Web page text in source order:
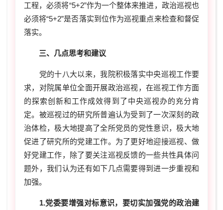
工程，必须将“5+2”作为一个整体来推进，政治巡视也
必须将“5+2”是否落实到位作为巡视重点来检查和督促
落实。
三、几点思考和建议
党的十八大以来，我院积极落实中央巡视工作要
求，对院属单位全面开展政治巡视，在巡视工作方面
的探索创新和工作成效得到了中央巡视办的充分肯
定。被巡视过的研究所普遍认为受到了一次深刻的政
治体检，极大地提高了全所党员的党性意识，极大地
促进了研究所的党建工作。为了更好地迎接巡视、做
好党建工作，除了要关注巡视反馈的一些共性具体问
题外，我们认为还有如下几点需要得到进一步重视和
加强。
1.党委要增强对标意识，要切实加强党的政治建